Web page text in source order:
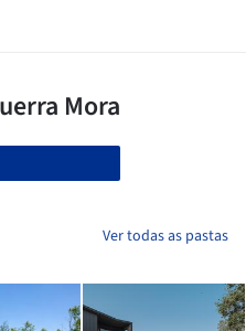
Ver todas as pastas